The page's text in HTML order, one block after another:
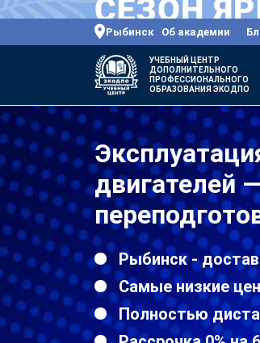
Рыбинск Об академии
УЧЕБНЫЙ ЦЕНТР
ДОПОЛНИТЕЛЬНОГО
ПРОФЕССИОНАЛЬНОГО
ОБРАЗОВАНИЯ ЭКОДПО
двигателей
Рыбинск -
Самые низкие
Полностью